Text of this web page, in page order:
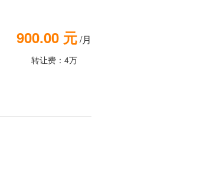
900.00 元/月
转让费：4万